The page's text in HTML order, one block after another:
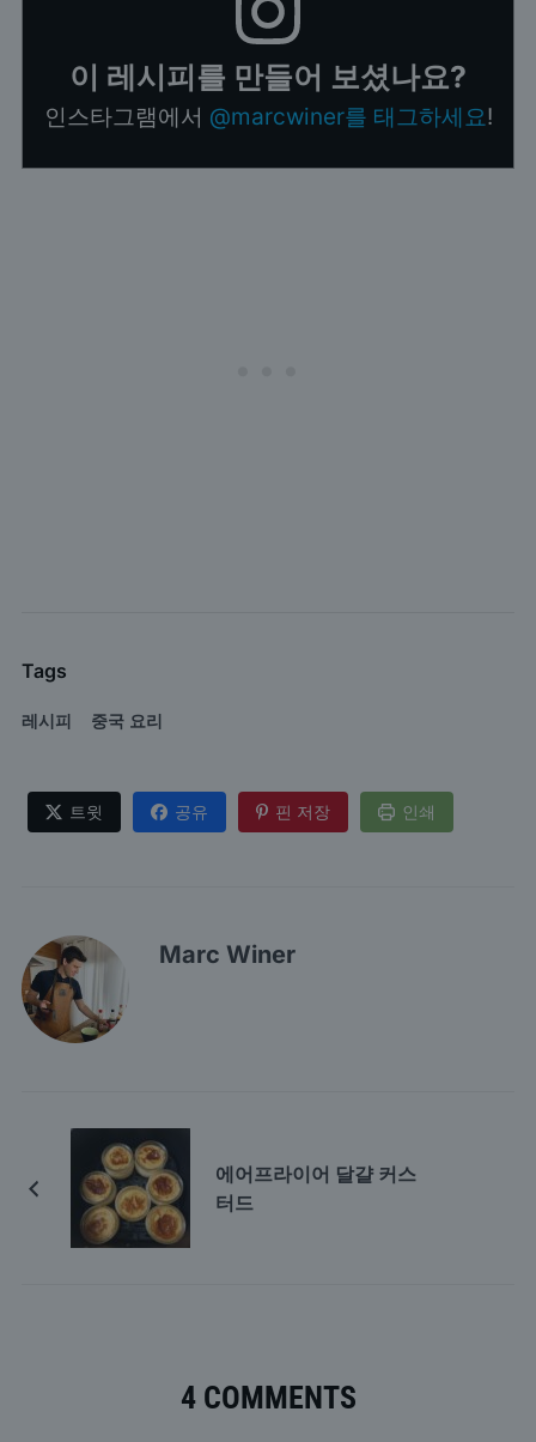
이 레시피를 만들어 보셨나요?
인스타그램에서 @marcwiner를 태그하세요!
Tags
레시피 중국 요리
트윗 공유 핀 저장 인쇄
Marc Winer
에어프라이어 달걀 커스
터드
4 COMMENTS